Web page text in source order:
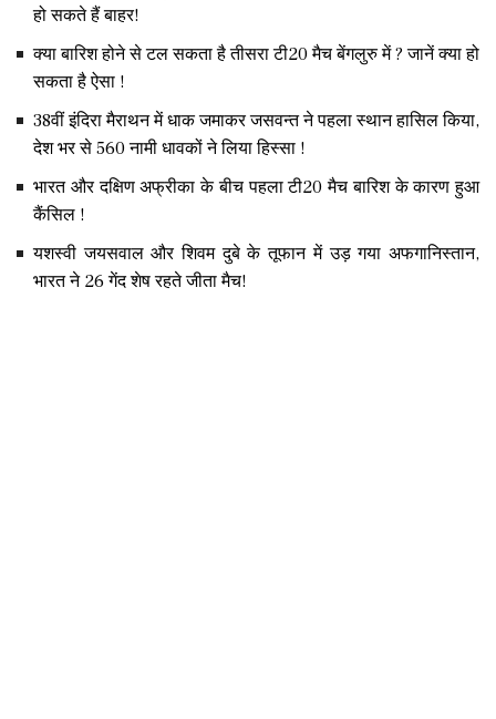
हो सकते हैं बाहर!
क्या बारिश होने से टल सकता है तीसरा टी20 मैच बेंगलुरु में ? जानें क्या हो
सकता है ऐसा !
38वीं इंदिरा मैराथन में धाक जमाकर जसवन्त ने पहला स्थान हासिल किया,
देश भर से 560 नामी धावकों ने लिया हिस्सा !
भारत और दक्षिण अफ्रीका के बीच पहला टी20 मैच बारिश के कारण हुआ
कैंसिल !
यशस्वी जयसवाल और शिवम दुबे के तूफान में उड़ गया अफगानिस्तान,
भारत ने 26 गेंद शेष रहते जीता मैच!